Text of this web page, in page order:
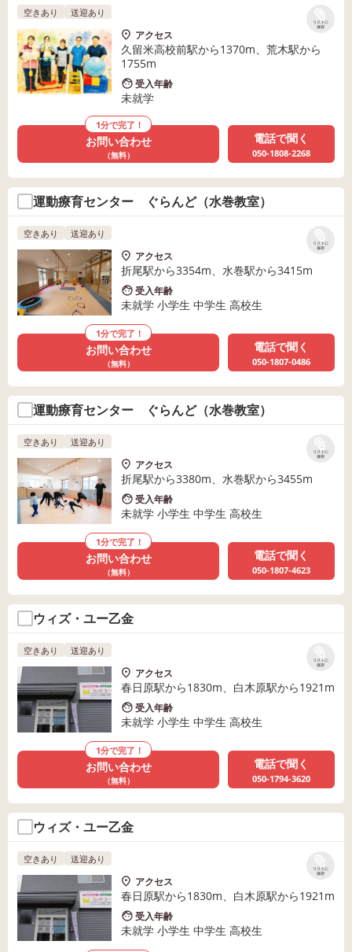
リストに
保存
空きあり 送迎あり
アクセス
久留米高校前駅から1370m、荒木駅から
1755m
受入年齢
未就学
1分で完了！
お問い合わせ
（無料）
電話で聞く
050-1808-2268
運動療育センター ぐらんど（水巻教室）
リストに
保存
空きあり 送迎あり
アクセス
折尾駅から3354m、水巻駅から3415m
受入年齢
未就学 小学生 中学生 高校生
1分で完了！
お問い合わせ
（無料）
電話で聞く
050-1807-0486
運動療育センター ぐらんど（水巻教室）
リストに
保存
空きあり 送迎あり
アクセス
折尾駅から3380m、水巻駅から3455m
受入年齢
未就学 小学生 中学生 高校生
1分で完了！
お問い合わせ
（無料）
電話で聞く
050-1807-4623
ウィズ・ユー乙金
リストに
保存
空きあり 送迎あり
アクセス
春日原駅から1830m、白木原駅から1921m
受入年齢
未就学 小学生 中学生 高校生
1分で完了！
お問い合わせ
（無料）
電話で聞く
050-1794-3620
ウィズ・ユー乙金
リストに
保存
空きあり 送迎あり
アクセス
春日原駅から1830m、白木原駅から1921m
受入年齢
未就学 小学生 中学生 高校生